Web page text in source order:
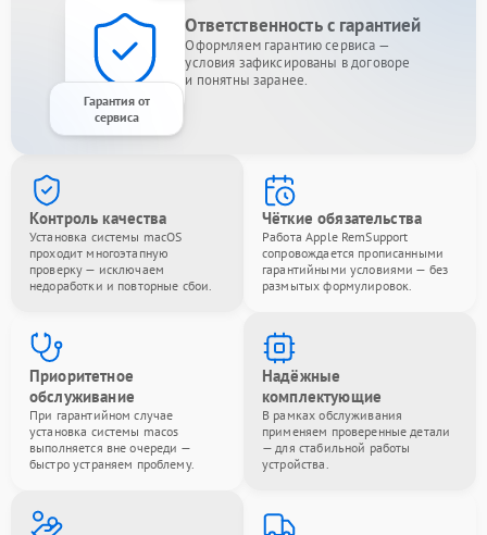
Гарантия от
сервиса
Ответственность с гарантией
Оформляем гарантию сервиса —
условия зафиксированы в договоре
и понятны заранее.
Контроль качества
Установка системы macOS
проходит многоэтапную
проверку — исключаем
недоработки и повторные сбои.
Чёткие обязательства
Работа Apple RemSupport
сопровождается прописанными
гарантийными условиями — без
размытых формулировок.
Приоритетное
обслуживание
При гарантийном случае
установка системы macos
выполняется вне очереди —
быстро устраняем проблему.
Надёжные
комплектующие
В рамках обслуживания
применяем проверенные детали
— для стабильной работы
устройства.